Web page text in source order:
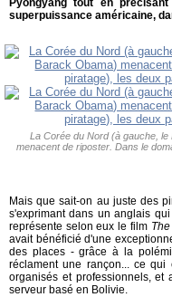
Pyongyang tout en
superpuissance américaine,
La Corée du Nord (à gauche,
menacent de riposter. Dans le
Mais que sait-on au juste des
s'exprimant dans un anglais
représente selon eux le film
avait bénéficié d'une
des places - grâce à la
réclament une rançon... ce
organisés et professionnels,
serveur basé en Bolivie.